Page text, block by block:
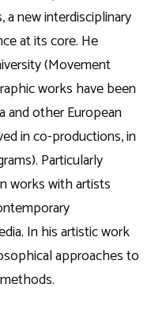
new interdisciplinary
at its core. He
(Movement
works have been
and other European
in co-productions, in
Particularly
works with artists
In his artistic work
approaches to